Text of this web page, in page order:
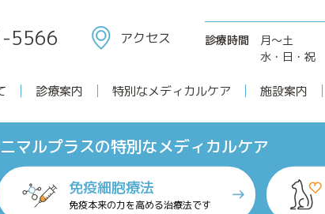
5566 アクセス
診療時間
月～土
水・日・
診療案内 特別なメディカルケア 施設案内
アニマルプラスについて
マルプラスの特別なメディカルケア
免疫細胞療法
免疫本来の力を高める治療法です